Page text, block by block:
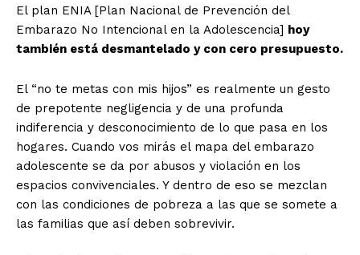
El plan ENIA [Plan Nacional de Prevención del
Embarazo No Intencional en la Adolescencia] hoy
también está desmantelado y con cero presupuesto.
El “no te metas con mis hijos” es realmente un gesto
de prepotente negligencia y de una profunda
indiferencia y desconocimiento de lo que pasa en los
hogares. Cuando vos mirás el mapa del embarazo
adolescente se da por abusos y violación en los
espacios convivenciales. Y dentro de eso se mezclan
con las condiciones de pobreza a las que se somete a
las familias que así deben sobrevivir.